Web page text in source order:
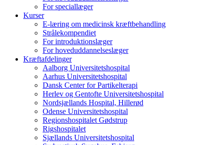
For speciallæger
Kurser
E-læring om medicinsk kræftbehandling
Strålekompendiet
For introduktionslæger
For hoveduddannelseslæger
Kræftafdelinger
Aalborg Universitetshospital
Aarhus Universitetshospital
Dansk Center for Partikelterapi
Herlev og Gentofte Universitetshospital
Nordsjællands Hospital, Hillerød
Odense Universitetshospital
Regionshospitalet Gødstrup
Rigshospitalet
Sjællands Universitetshospital